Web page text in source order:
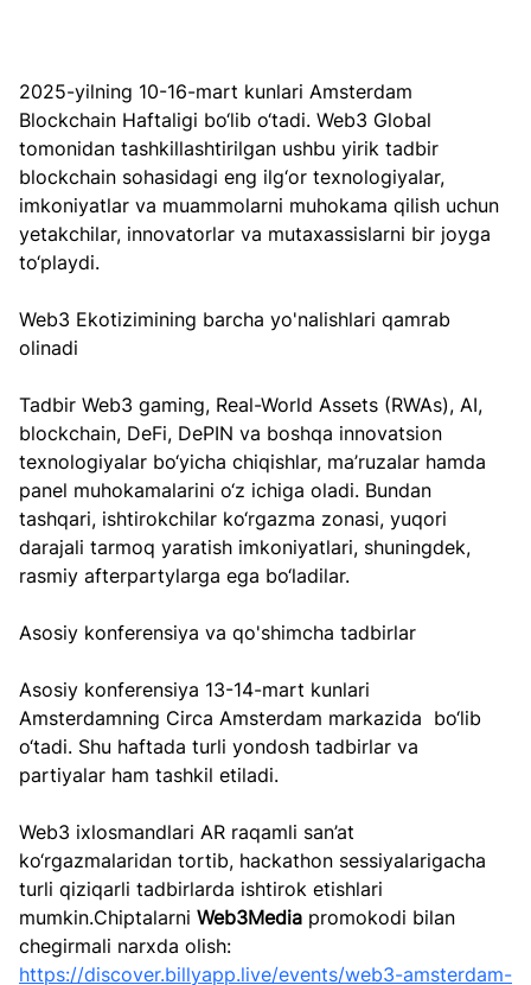
2025-yilning 10-16-mart kunlari Amsterdam
Blockchain Haftaligi bo‘lib o‘tadi. Web3 Global
tomonidan tashkillashtirilgan ushbu yirik tadbir
blockchain sohasidagi eng ilg‘or texnologiyalar,
imkoniyatlar va muammolarni muhokama qilish uchun
yetakchilar, innovatorlar va mutaxassislarni bir joyga
to‘playdi.
Web3 Ekotizimining barcha yo'nalishlari qamrab
olinadi
Tadbir Web3 gaming, Real-World Assets (RWAs), AI,
blockchain, DeFi, DePIN va boshqa innovatsion
texnologiyalar bo‘yicha chiqishlar, ma’ruzalar hamda
panel muhokamalarini o‘z ichiga oladi. Bundan
tashqari, ishtirokchilar ko‘rgazma zonasi, yuqori
darajali tarmoq yaratish imkoniyatlari, shuningdek,
rasmiy afterpartylarga ega bo‘ladilar.
Asosiy konferensiya va qo'shimcha tadbirlar
Asosiy konferensiya 13-14-mart kunlari
Amsterdamning Circa Amsterdam markazida  bo‘lib
o‘tadi. Shu haftada turli yondosh tadbirlar va
partiyalar ham tashkil etiladi.
Web3 ixlosmandlari AR raqamli san’at
ko‘rgazmalaridan tortib, hackathon sessiyalarigacha
turli qiziqarli tadbirlarda ishtirok etishlari
mumkin.Chiptalarni Web3Media promokodi bilan
chegirmali narxda olish:
https://discover.billyapp.live/events/web3-amsterdam-